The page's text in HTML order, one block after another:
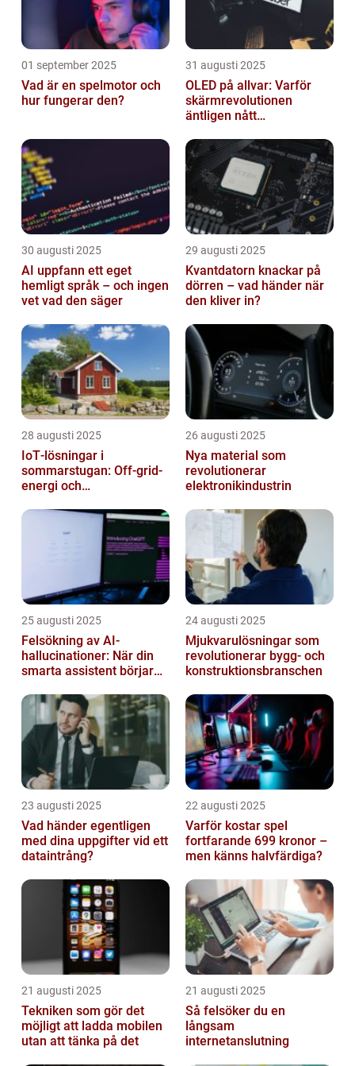
01 september 2025
Vad är en spelmotor och
hur fungerar den?
31 augusti 2025
OLED på allvar: Varför
skärmrevolutionen
äntligen nått
30 augusti 2025
AI uppfann ett eget
hemligt språk – och ingen
vet vad den säger
29 augusti 2025
Kvantdatorn knackar på
dörren – vad händer när
den kliver in?
28 augusti 2025
IoT‑lösningar i
sommarstugan: Off‑grid-
energi och
26 augusti 2025
Nya material som
revolutionerar
elektronikindustrin
25 augusti 2025
Felsökning av AI-
hallucinationer: När din
smarta assistent börjar
24 augusti 2025
Mjukvarulösningar som
revolutionerar bygg- och
konstruktionsbranschen
23 augusti 2025
Vad händer egentligen
med dina uppgifter vid ett
dataintrång?
22 augusti 2025
Varför kostar spel
fortfarande 699 kronor –
men känns halvfärdiga?
21 augusti 2025
Tekniken som gör det
möjligt att ladda mobilen
utan att tänka på det
21 augusti 2025
Så felsöker du en
långsam
internetanslutning